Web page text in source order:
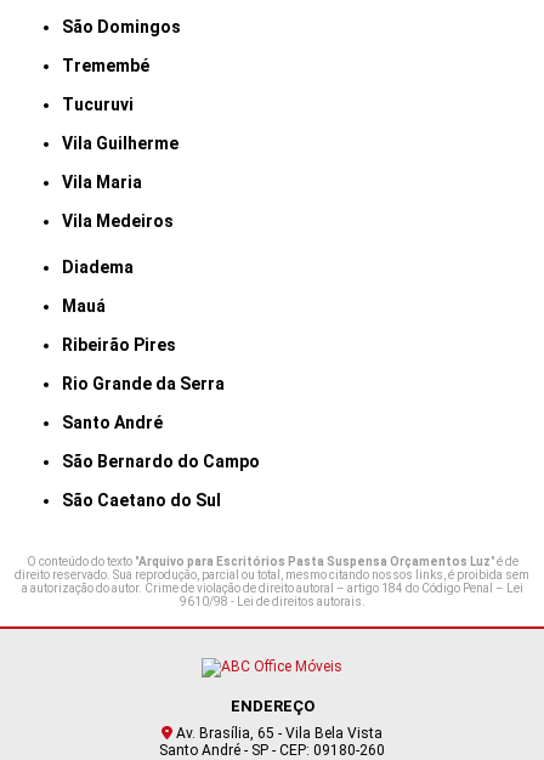
São Domingos
Tremembé
Tucuruvi
Vila Guilherme
Vila Maria
Vila Medeiros
Diadema
Mauá
Ribeirão Pires
Rio Grande da Serra
Santo André
São Bernardo do Campo
São Caetano do Sul
O conteúdo do texto "Arquivo para Escritórios Pasta Suspensa Orçamentos Luz" é de
direito reservado. Sua reprodução, parcial ou total, mesmo citando nossos links, é proibida sem
a autorização do autor. Crime de violação de direito autoral – artigo 184 do Código Penal – Lei
9610/98 - Lei de direitos autorais.
ENDEREÇO
Av. Brasília, 65 - Vila Bela Vista
Santo André - SP - CEP: 09180-260